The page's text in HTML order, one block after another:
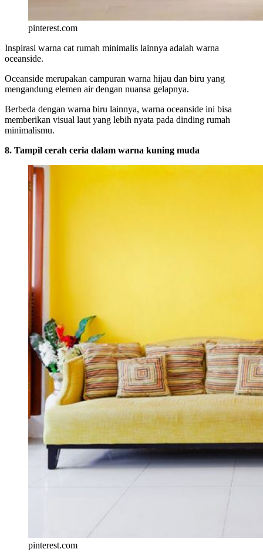
pinterest.com
Inspirasi warna cat rumah minimalis lainnya adalah warna
oceanside.
Oceanside merupakan campuran warna hijau dan biru yang
mengandung elemen air dengan nuansa gelapnya.
Berbeda dengan warna biru lainnya, warna oceanside ini bisa
memberikan visual laut yang lebih nyata pada dinding rumah
minimalismu.
8. Tampil cerah ceria dalam warna kuning muda
pinterest.com